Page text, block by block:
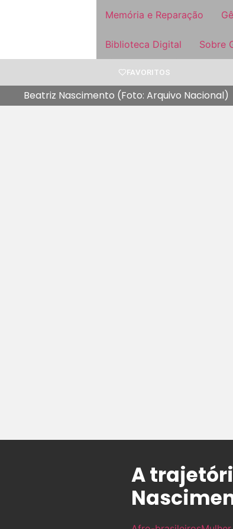
Memória e Reparação
Biblioteca Digital Sobre
FAVORITOS
Beatriz Nascimento (Foto: Arquivo Nacional)
A